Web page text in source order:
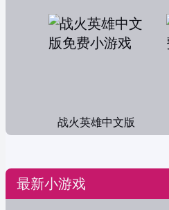
战火英雄中文版
最新小游戏